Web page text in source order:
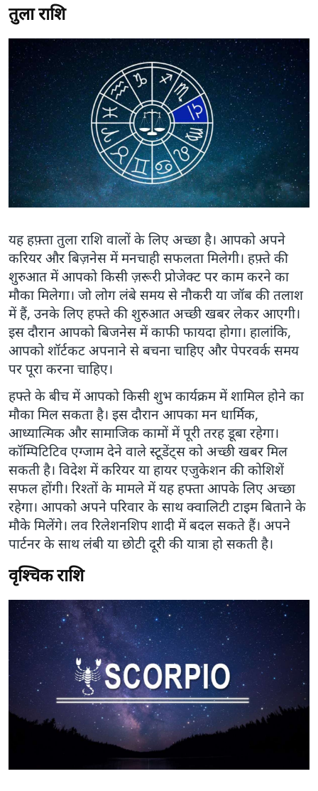
तुला राशि
यह हफ़्ता तुला राशि वालों के लिए अच्छा है। आपको अपने
करियर और बिज़नेस में मनचाही सफलता मिलेगी। हफ़्ते की
शुरुआत में आपको किसी ज़रूरी प्रोजेक्ट पर काम करने का
मौका मिलेगा। जो लोग लंबे समय से नौकरी या जॉब की तलाश
में हैं, उनके लिए हफ्ते की शुरुआत अच्छी खबर लेकर आएगी।
इस दौरान आपको बिजनेस में काफी फायदा होगा। हालांकि,
आपको शॉर्टकट अपनाने से बचना चाहिए और पेपरवर्क समय
पर पूरा करना चाहिए।
हफ्ते के बीच में आपको किसी शुभ कार्यक्रम में शामिल होने का
मौका मिल सकता है। इस दौरान आपका मन धार्मिक,
आध्यात्मिक और सामाजिक कामों में पूरी तरह डूबा रहेगा।
कॉम्पिटिटिव एग्जाम देने वाले स्टूडेंट्स को अच्छी खबर मिल
सकती है। विदेश में करियर या हायर एजुकेशन की कोशिशें
सफल होंगी। रिश्तों के मामले में यह हफ्ता आपके लिए अच्छा
रहेगा। आपको अपने परिवार के साथ क्वालिटी टाइम बिताने के
मौके मिलेंगे। लव रिलेशनशिप शादी में बदल सकते हैं। अपने
पार्टनर के साथ लंबी या छोटी दूरी की यात्रा हो सकती है।
वृश्चिक राशि